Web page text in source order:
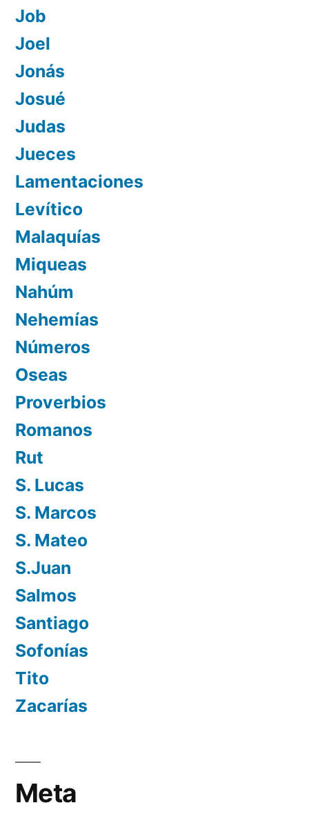
Job
Joel
Jonás
Josué
Judas
Jueces
Lamentaciones
Levítico
Malaquías
Miqueas
Nahúm
Nehemías
Números
Oseas
Proverbios
Romanos
Rut
S. Lucas
S. Marcos
S. Mateo
S.Juan
Salmos
Santiago
Sofonías
Tito
Zacarías
Meta